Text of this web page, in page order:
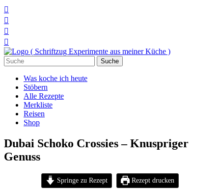




Suchen
nach:
Was koche ich heute
Stöbern
Alle Rezepte
Merkliste
Reisen
Shop
Dubai Schoko Crossies – Knuspriger
Genuss
Springe zu Rezept Rezept drucken